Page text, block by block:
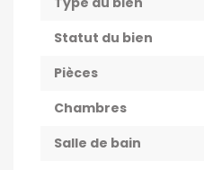
Statut du bien
Pièces
Chambres
Salle de bain